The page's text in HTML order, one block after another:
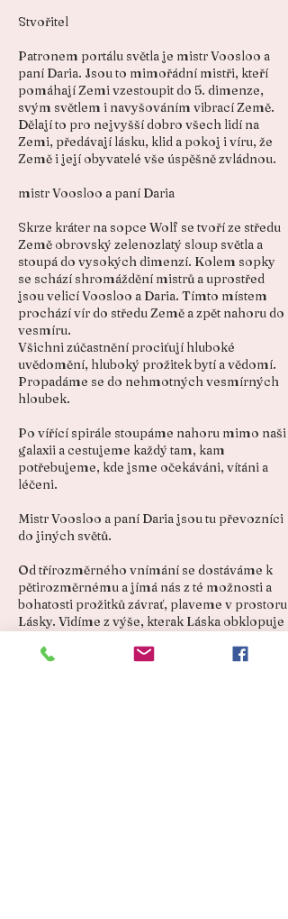
Stvořitel
Patronem portálu světla je mistr Voosloo a
paní Daria. Jsou to mimořádní mistři, kteří
pomáhají Zemi vzestoupit do 5. dimenze,
svým světlem i navyšováním vibrací Země.
Dělají to pro nejvyšší dobro všech lidí na
Zemi, předávají lásku, klid a pokoj i víru, že
Země i její obyvatelé vše úspěšně zvládnou.
mistr Voosloo a paní Daria
Skrze kráter na sopce Wolf se tvoří ze středu
Země obrovský zelenozlatý sloup světla a
stoupá do vysokých dimenzí. Kolem sopky
se schází shromáždění mistrů a uprostřed
jsou velicí Voosloo a Daria. Tímto místem
prochází vír do středu Země a zpět nahoru do
vesmíru.
Všichni zúčastnění prociťují hluboké
uvědomění, hluboký prožitek bytí a vědomí.
Propadáme se do nehmotných vesmírných
hloubek.
Po vířící spirále stoupáme nahoru mimo naši
galaxii a cestujeme každý tam, kam
potřebujeme, kde jsme očekáváni, vítáni a
léčeni.
Mistr Voosloo a paní Daria jsou tu převozníci
do jiných světů.
Od třírozměrného vnímání se dostáváme k
pětirozměrnému a jímá nás z té možnosti a
bohatosti prožitků závrať, plaveme v prostoru
Lásky. Vidíme z výše, kterak Láska obklopuje
Naše srdce rozkmitává vibrace lásky. Prostor